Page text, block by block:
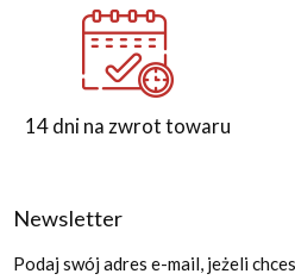
14 dni na zwrot towaru
Newsletter
Podaj swój adres e-mail, jeżeli